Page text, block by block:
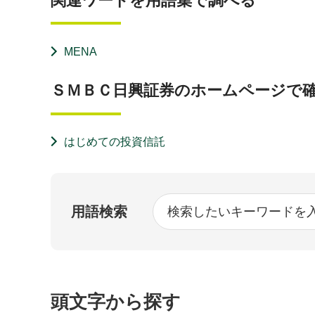
MENA
ＳＭＢＣ日興証券のホームページで
はじめての投資信託
用語検索
頭文字から探す